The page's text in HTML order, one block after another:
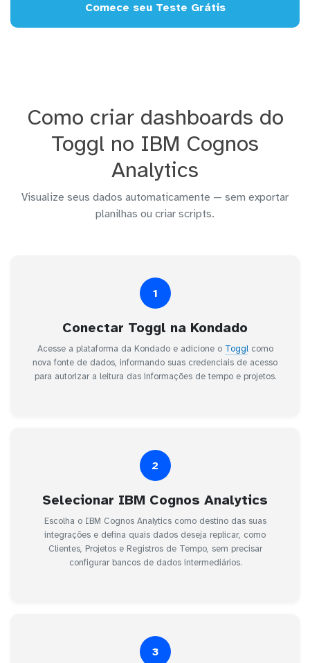
Comece seu Teste Grátis
Como criar dashboards do
Toggl no IBM Cognos
Analytics
Visualize seus dados automaticamente — sem exportar
planilhas ou criar scripts.
1
Conectar Toggl na Kondado
Acesse a plataforma da Kondado e adicione o Togglcomo
nova fonte de dados, informando suas credenciais de acesso
para autorizar a leitura das informações de tempo e projetos.
2
Selecionar IBM Cognos Analytics
Escolha o IBM Cognos Analytics como destino das suas
integrações e defina quais dados deseja replicar, como
Clientes, Projetos e Registros de Tempo, sem precisar
configurar bancos de dados intermediários.
3